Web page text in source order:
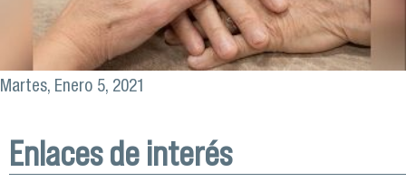
Martes, Enero 5, 2021
Enlaces de interés